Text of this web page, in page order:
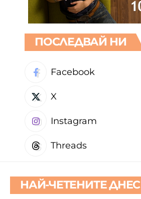
ПОСЛЕДВАЙ НИ
Facebook
X
Instagram
Threads
НАЙ-ЧЕТЕНИТЕ ДНЕС